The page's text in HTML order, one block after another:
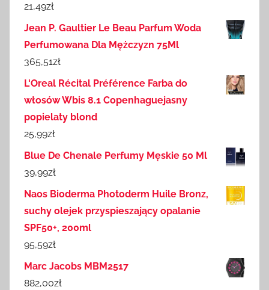
21,49zł
Jean P. Gaultier Le Beau Parfum Woda
Perfumowana Dla Mężczyzn 75Ml
365,51zł
L'Oreal Récital Préférence Farba do
włosów Wbis 8.1 Copenhaguejasny
popielaty blond
25,99zł
Blue De Chenale Perfumy Męskie 50 Ml
39,99zł
Naos Bioderma Photoderm Huile Bronz,
suchy olejek przyspieszający opalanie
SPF50+, 200ml
95,59zł
Marc Jacobs MBM2517
882,00zł